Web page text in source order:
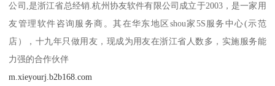
公司,是浙江省总经销.杭州协友软件有限公司成立于2003，是一家用
友管理软件咨询服务商。其在华东地区shou家5S服务中心(示范
店），十九年只做用友，现成为用友在浙江省人数多，实施服务能
力强的合作伙伴
m.xieyourj.b2b168.com